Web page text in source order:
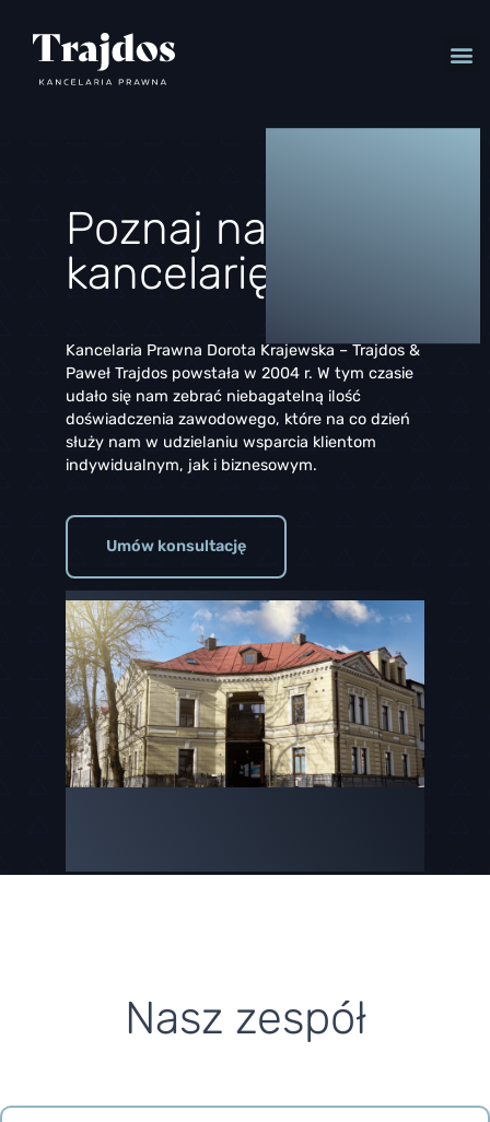
Poznaj naszą
kancelarię
Kancelaria Prawna Dorota Krajewska – Trajdos &
Paweł Trajdos powstała w 2004 r. W tym czasie
udało się nam zebrać niebagatelną ilość
doświadczenia zawodowego, które na co dzień
służy nam w udzielaniu wsparcia klientom
indywidualnym, jak i biznesowym.
Umów konsultację
Nasz zespół